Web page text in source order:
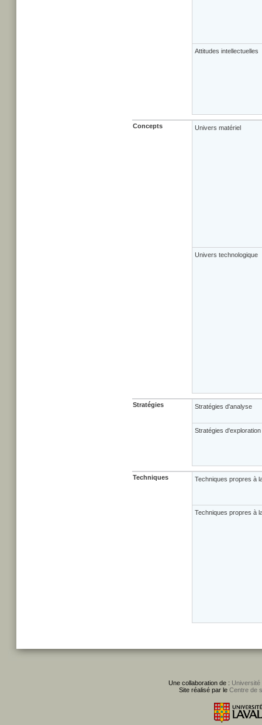
Attitudes intellectuelles
Concepts Univers matériel
Univers technologique
Stratégies Stratégies d'analyse
Stratégies d'exploration
Techniques Techniques propres à
Techniques propres à
Une collaboration de : Université
Site réalisé par le Centre de